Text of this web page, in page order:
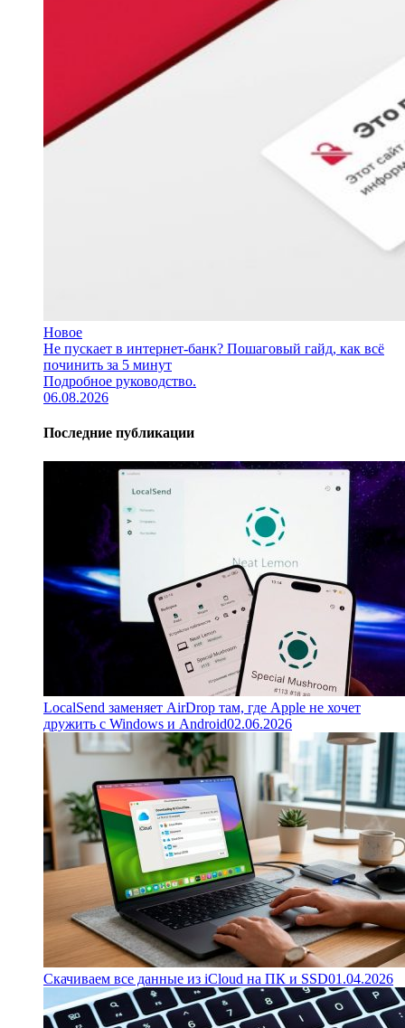
Новое
Не пускает в интернет-банк? Пошаговый гайд, как всё
починить за 5 минут
Подробное руководство.
06.08.2026
Последние публикации
LocalSend заменяет AirDrop там, где Apple не хочет
дружить с Windows и Android02.06.2026
Скачиваем все данные из iCloud на ПК и SSD01.04.2026